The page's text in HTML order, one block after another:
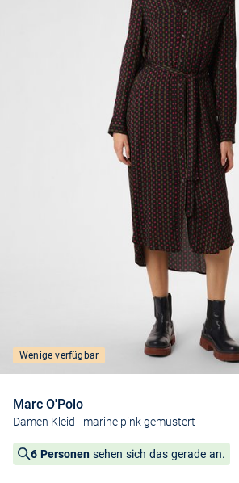
Wenige verfügbar
Marc O'Polo
Damen Kleid - marine pink gemustert
6 Personen sehen sich das gerade an.